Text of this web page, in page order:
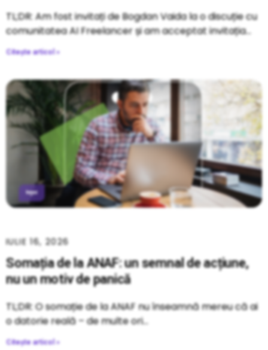
TL;DR: Am fost invitați de Bogdan Vaida la o discuție cu
comunitatea AI Freelancer și am acceptat invitația
Citește articol »
Somația de la ANAF: un semnal de acțiune,
nu un motiv de panică
IULIE 16, 2026
TL;DR: O somație de la ANAF nu înseamnă mereu că ai
o datorie reală – de multe ori
Citește articol »